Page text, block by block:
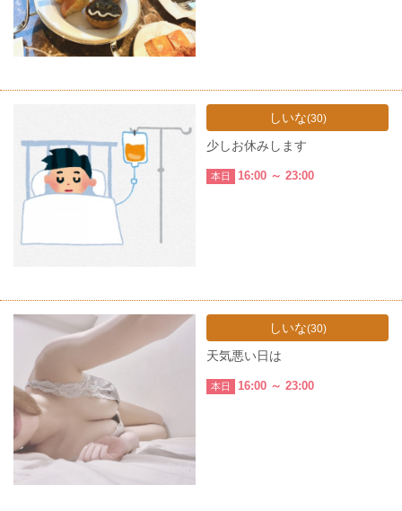
しいな(30)
少しお休みします
本日 16:00 ～ 23:00
しいな(30)
天気悪い日は
本日 16:00 ～ 23:00